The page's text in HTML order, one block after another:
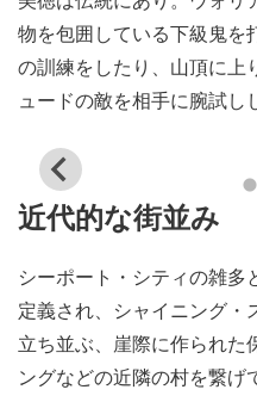
物を包囲している下級鬼を
の訓練をしたり、山頂に上
ュードの敵を相手に腕試し
View
and
download
近代的な街並み
シーポート・シティの雑
定義され、シャイニング・
立ち並ぶ、崖際に作られた
ングなどの近隣の村を繋げ